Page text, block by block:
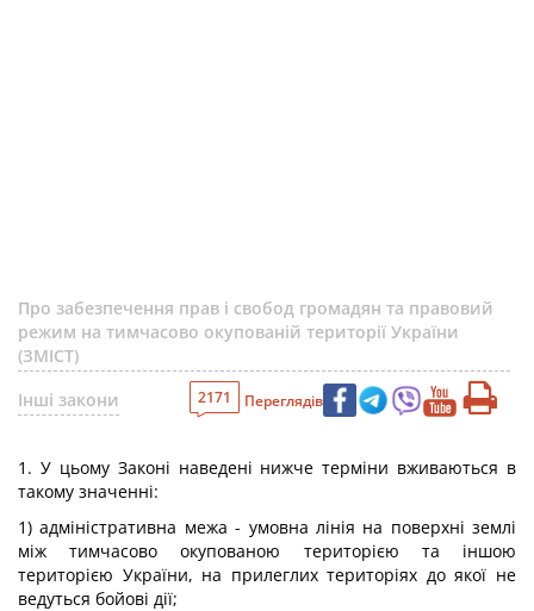
Про забезпечення прав і свобод громадян та правовий
режим на тимчасово окупованій території України
(ЗМІСТ)
Інші закони
2171 Переглядів
1. У цьому Законі наведені нижче терміни вживаються в
такому значенні:
1) адміністративна межа - умовна лінія на поверхні землі
між тимчасово окупованою територією та іншою
територією України, на прилеглих територіях до якої не
ведуться бойові дії;